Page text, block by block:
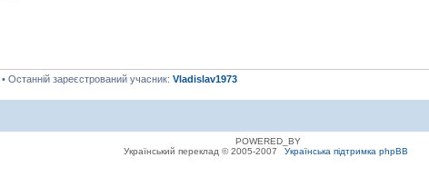
• Останній зареєстрований учасник: Vladislav1973
POWERED_BY
Український переклад © 2005-2007
Українська підтримка phpBB